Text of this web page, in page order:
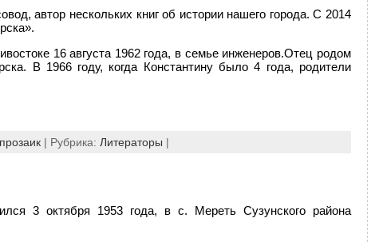
автор нескольких книг об истории нашего города. С 2014
16 августа 1962 года, в семье инженеров.Отец родом
В 1966 году, когда Константину было 4 года, родители
прозаик| Рубрика: Литераторы |
3 октября 1953 года, в с. Мереть Сузунского района